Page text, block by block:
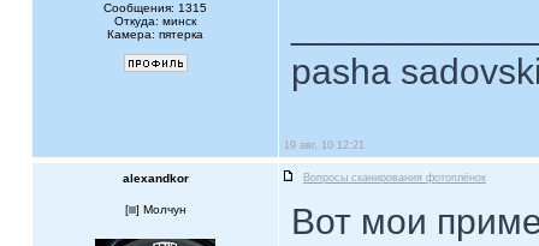
Сообщения: 1315
Откуда: минск
Камера: пятерка
pasha
19 авг, 10 12:21
alexandkor Вопросы сканирования фотоплёнок
[ ] Молчун
Вот мои